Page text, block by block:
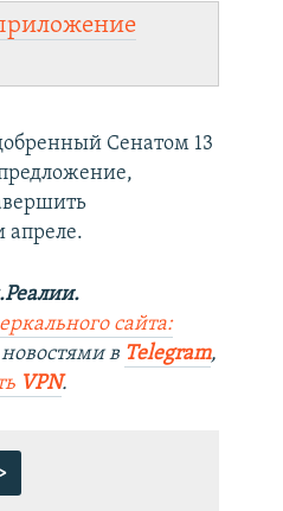
Сенатом 13
апреле.
сайта:
в Telegram,
VPN.